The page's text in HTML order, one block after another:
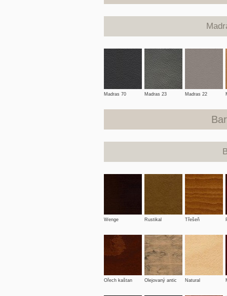
Madras 70 Madras 23 Madras 22
Wenge Rustikal Třešeň
Ořech kaštan Olejovaný antic Natural